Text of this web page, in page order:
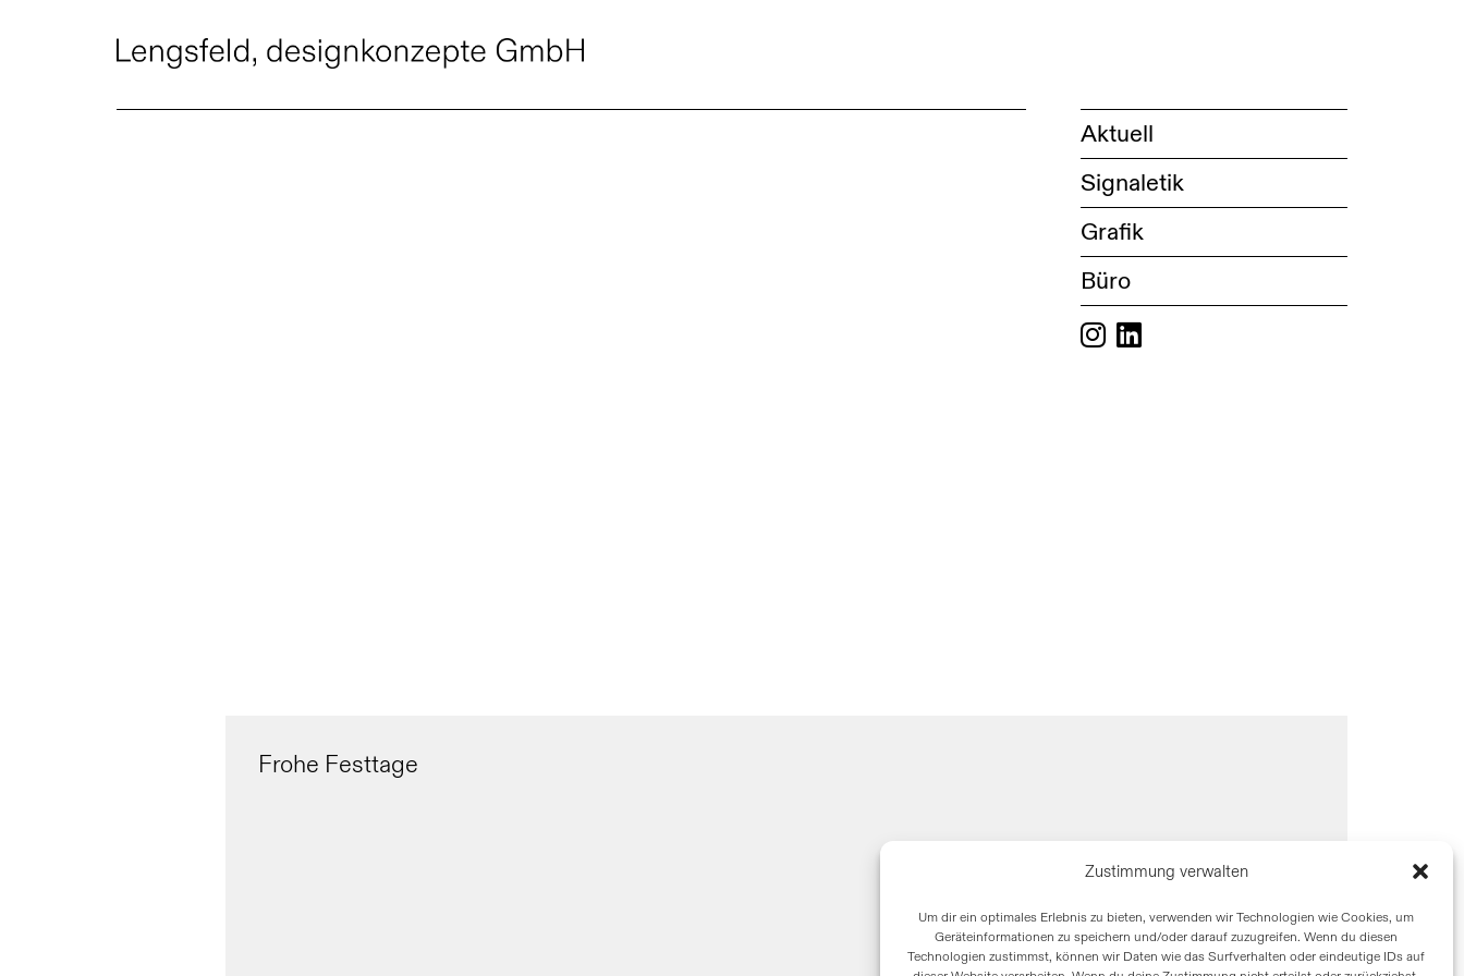
Zustimmung verwalten
Um dir ein optimales Erlebnis zu bieten, verwenden wir Technologien wie Cookies, um
Geräteinformationen zu speichern und/oder darauf zuzugreifen. Wenn du diesen
Technologien zustimmst, können wir Daten wie das Surfverhalten oder eindeutige IDs auf
Aktuell
Signaletik
Grafik
Büro
Frohe Festtage